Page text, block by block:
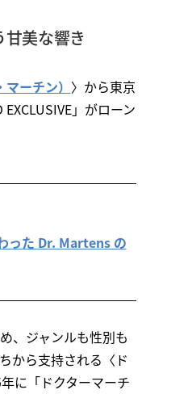
美な響き
ーチン） 〉から東京
」がローン
った Dr. Martens の
、ジャンルも性別も
から支持される〈ド
に「ドクターマーチ